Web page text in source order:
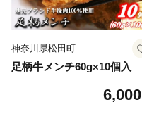
神奈川県松田町
足柄牛メンチ60g×10個入
6,000